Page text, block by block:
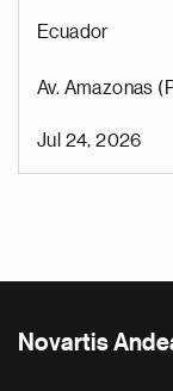
Ecuador
Av. Amazonas
Jul 24, 2026
Novartis